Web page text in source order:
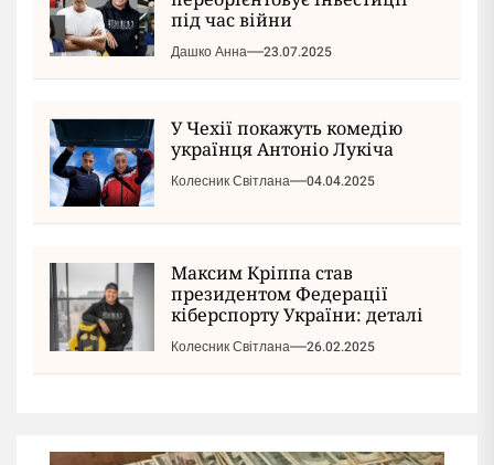
під час війни
Дашко Анна 23.07.2025
У Чехії покажуть комедію
українця Антоніо Лукіча
Колесник Світлана 04.04.2025
Максим Кріппа став
президентом Федерації
кіберспорту України: деталі
Колесник Світлана 26.02.2025